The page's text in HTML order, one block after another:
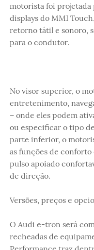
motorista foi projetada
displays do MMI
retorno tátil e sonoro,
para o condutor.
No visor superior, o
entretenimento,
– onde eles podem
ou especificar o tipo
parte inferior, o
as funções de
pulso apoiado
de direção.
Versões, preços e
O Audi e-tron será
recheadas de